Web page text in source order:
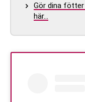
Gör dina
här…